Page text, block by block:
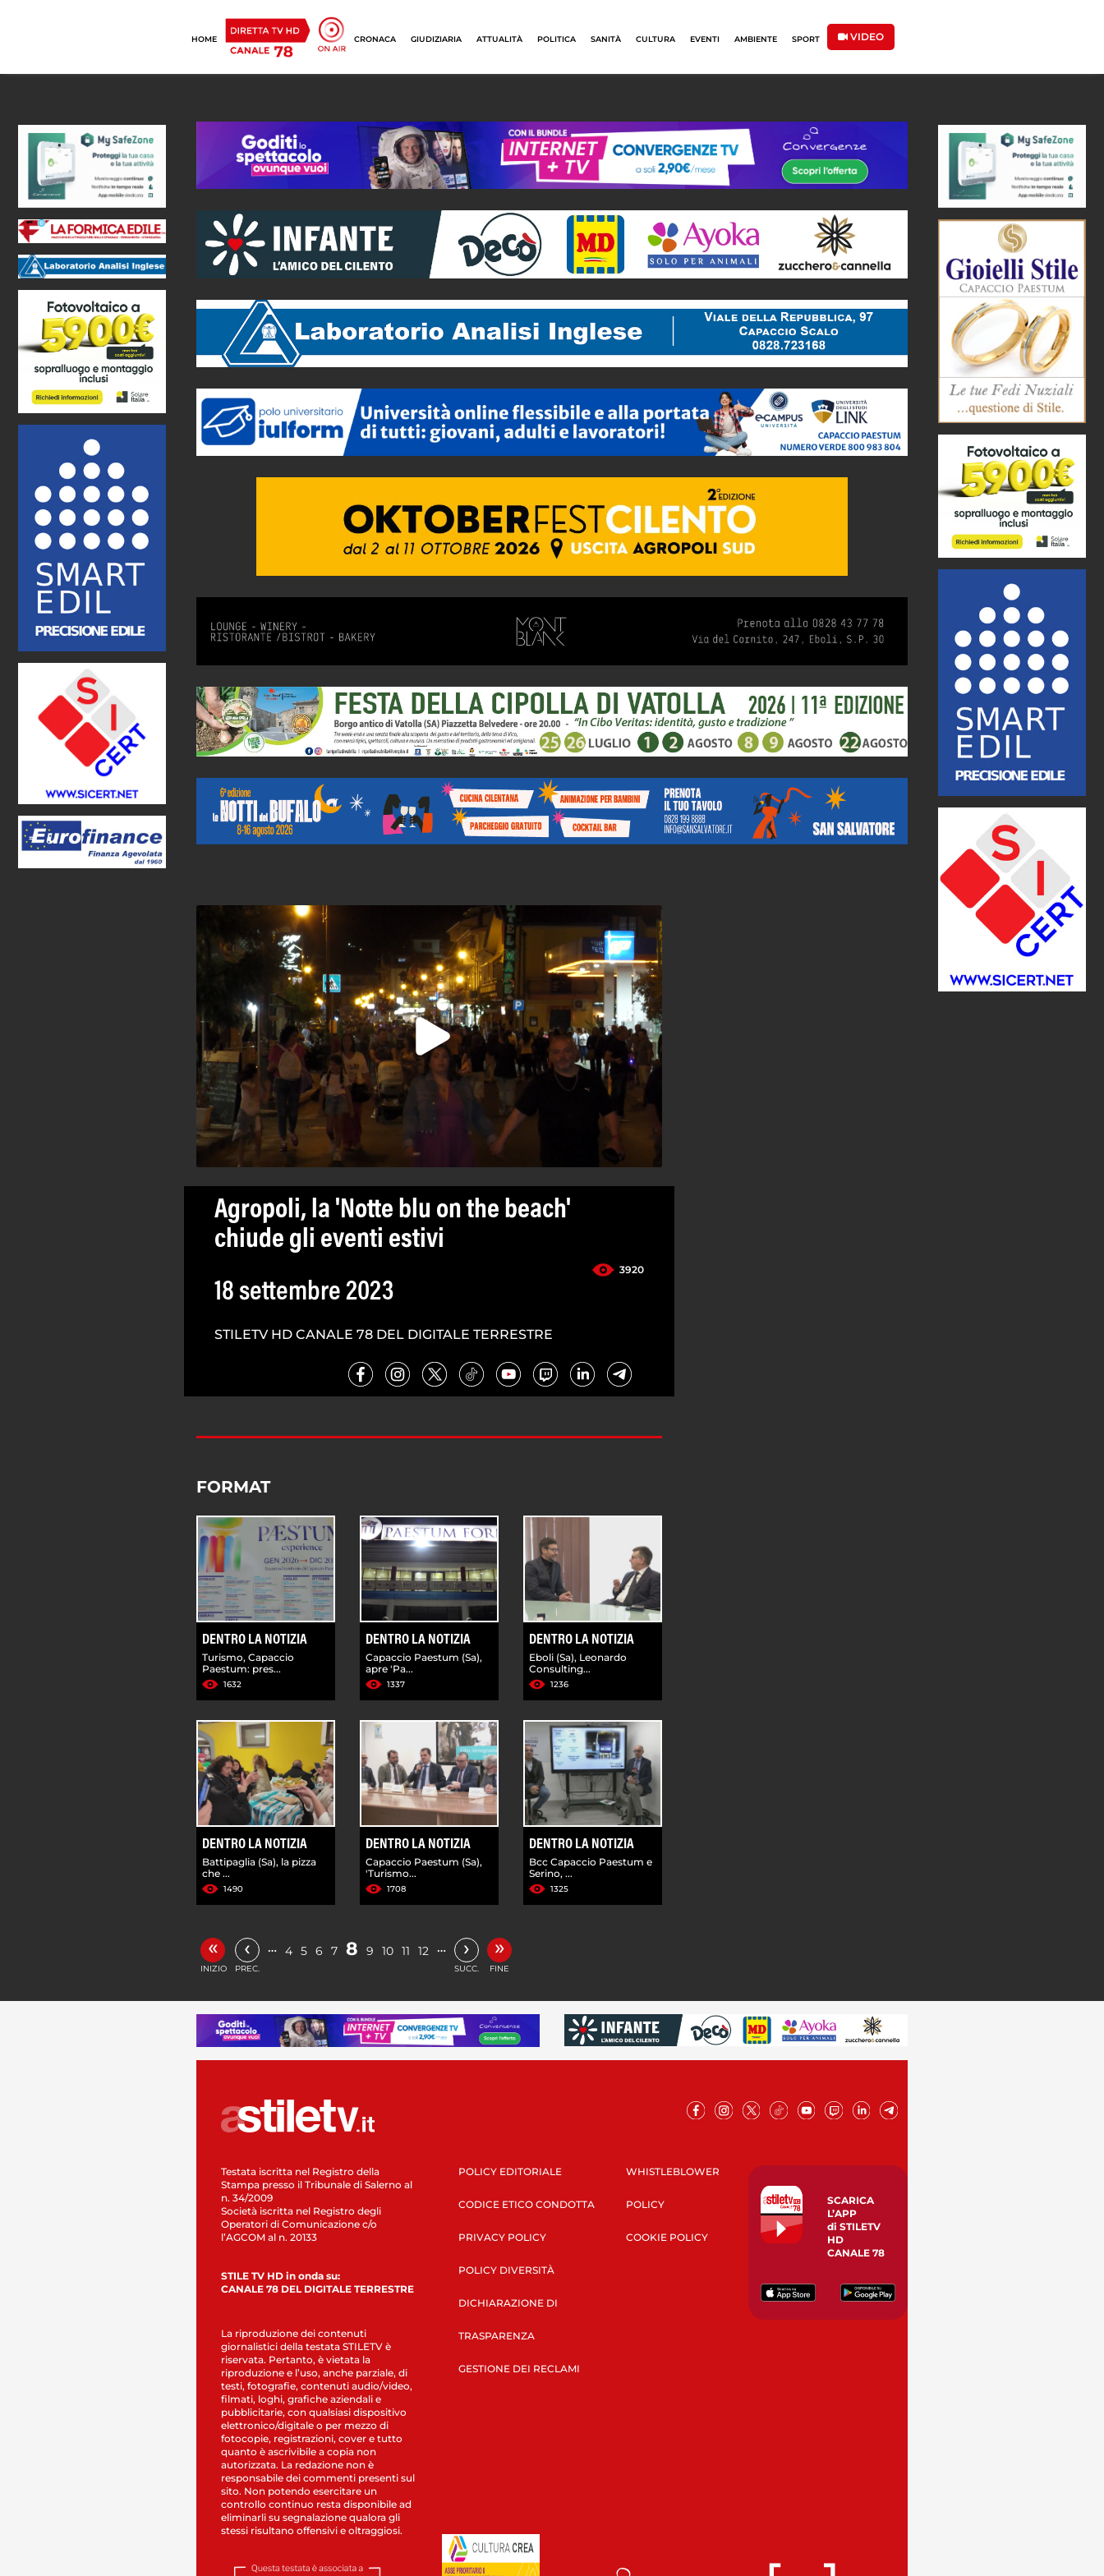
HOME CRONACA GIUDIZIARIA ATTUALITÀ POLITICA SANITÀ CULTURA EVENTI AMBIENTE SPORT VIDEO
Agropoli, la 'Notte blu on the beach'
chiude gli eventi estivi
3920
18 settembre 2023
STILETV HD CANALE 78 DEL DIGITALE TERRESTRE
FORMAT
DENTRO LA NOTIZIA
Turismo, Capaccio
Paestum: pres...
1632
DENTRO LA NOTIZIA
Capaccio Paestum (Sa),
apre 'Pa...
1337
DENTRO LA NOTIZIA
Eboli (Sa), Leonardo
Consulting...
1236
DENTRO LA NOTIZIA
Battipaglia (Sa), la pizza
che ...
1490
DENTRO LA NOTIZIA
Capaccio Paestum (Sa),
'Turismo...
1708
DENTRO LA NOTIZIA
Bcc Capaccio Paestum e
Serino, ...
1325
«
INIZIO
‹
PREC.
… 4 5 6 7 8 9 10 11 12 … ›
SUCC.
»
FINE
Testata iscritta nel Registro della
Stampa presso il Tribunale di Salerno al
n. 34/2009
Società iscritta nel Registro degli
Operatori di Comunicazione c/o
l’AGCOM al n. 20133
STILE TV HD in onda su:
CANALE 78 DEL DIGITALE TERRESTRE
La riproduzione dei contenuti
giornalistici della testata STILETV è
riservata. Pertanto, è vietata la
riproduzione e l’uso, anche parziale, di
testi, fotografie, contenuti audio/video,
filmati, loghi, grafiche aziendali e
pubblicitarie, con qualsiasi dispositivo
elettronico/digitale o per mezzo di
fotocopie, registrazioni, cover e tutto
quanto è ascrivibile a copia non
autorizzata. La redazione non è
responsabile dei commenti presenti sul
sito. Non potendo esercitare un
controllo continuo resta disponibile ad
eliminarli su segnalazione qualora gli
stessi risultano offensivi e oltraggiosi.
POLICY EDITORIALE
CODICE ETICO CONDOTTA
PRIVACY POLICY
POLICY DIVERSITÀ
DICHIARAZIONE DI
TRASPARENZA
GESTIONE DEI RECLAMI
WHISTLEBLOWER
POLICY
COOKIE POLICY
SCARICA
L’APP
di STILETV
HD
CANALE 78